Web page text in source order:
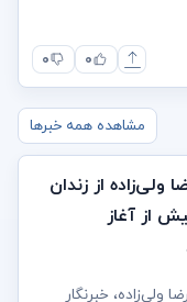
۰ ۰
مشاهده همه خبرها
از زندان
از آغاز
خبرنگار